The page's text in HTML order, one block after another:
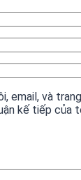
email, và
kế tiếp của